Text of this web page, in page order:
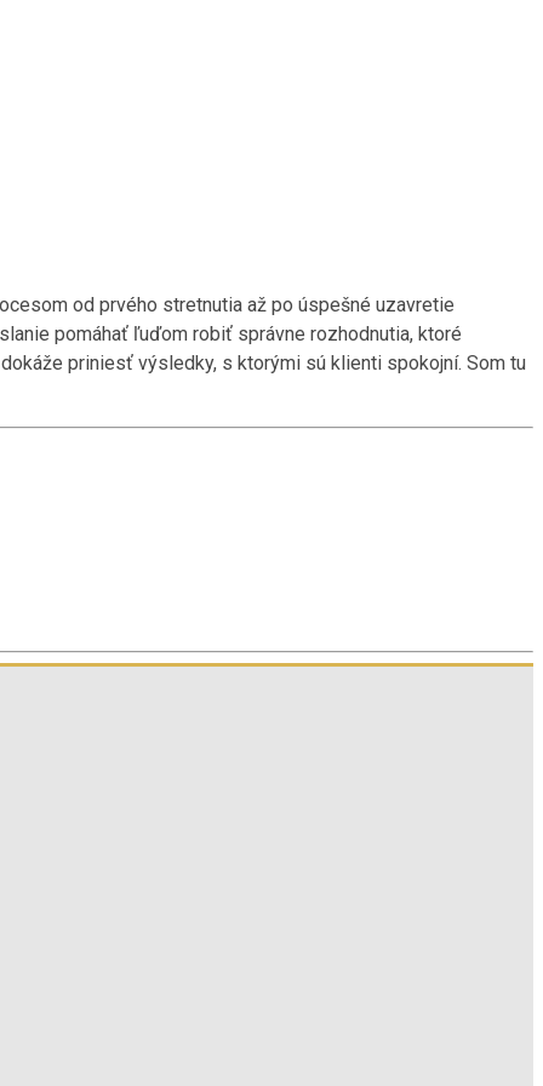
od prvého stretnutia až po úspešné uzavretie
pomáhať ľuďom robiť správne rozhodnutia, ktoré
priniesť výsledky, s ktorými sú klienti spokojní. Som tu